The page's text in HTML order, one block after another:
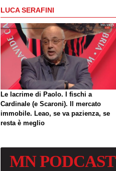
LUCA SERAFINI
Le lacrime di Paolo. I fischi a
Cardinale (e Scaroni). Il mercato
immobile. Leao, se va pazienza, se
resta è meglio
MNPODCAST